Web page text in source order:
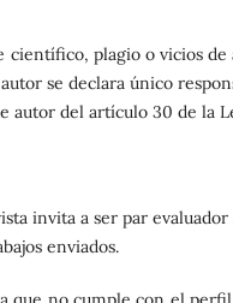
plagio o vicios
se declara único
autor del artículo 30 de la
invita a ser par
enviados.